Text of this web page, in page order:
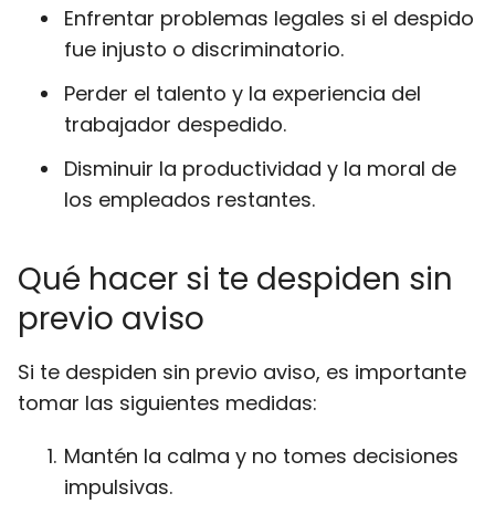
Enfrentar problemas legales si el despido
fue injusto o discriminatorio.
Perder el talento y la experiencia del
trabajador despedido.
Disminuir la productividad y la moral de
los empleados restantes.
Qué hacer si te despiden sin
previo aviso
Si te despiden sin previo aviso, es importante
tomar las siguientes medidas:
Mantén la calma y no tomes decisiones
impulsivas.